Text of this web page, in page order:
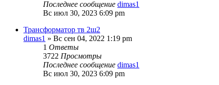
Последнее сообщение dimas1
Вс июл 30, 2023 6:09 pm
Трансформатор тв 2ш2
dimas1 » Вс сен 04, 2022 1:19 pm
1 Ответы
3722 Просмотры
Последнее сообщение dimas1
Вс июл 30, 2023 6:09 pm